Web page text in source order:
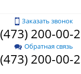
Заказать звонок
(473) 200-00-
Обратная связь
(473) 200-00-